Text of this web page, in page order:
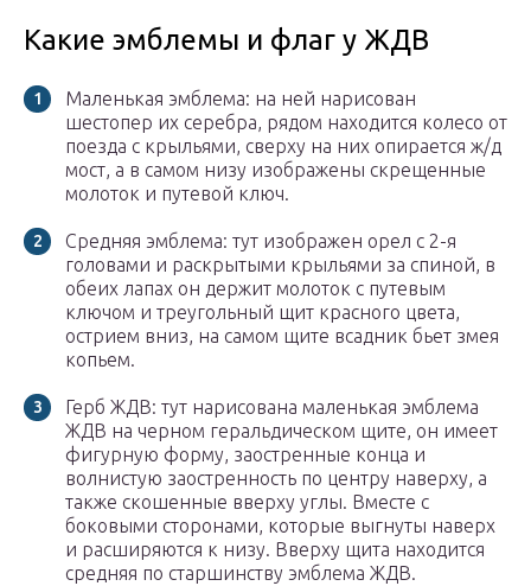
Какие эмблемы и флаг у ЖДВ
Маленькая эмблема: на ней нарисован
шестопер их серебра, рядом находится колесо от
поезда с крыльями, сверху на них опирается ж/д
мост, а в самом низу изображены скрещенные
молоток и путевой ключ.
Средняя эмблема: тут изображен орел с 2-я
головами и раскрытыми крыльями за спиной, в
обеих лапах он держит молоток с путевым
ключом и треугольный щит красного цвета,
острием вниз, на самом щите всадник бьет змея
копьем.
Герб ЖДВ: тут нарисована маленькая эмблема
ЖДВ на черном геральдическом щите, он имеет
фигурную форму, заостренные конца и
волнистую заостренность по центру наверху, а
также скошенные вверху углы. Вместе с
боковыми сторонами, которые выгнуты наверх
и расширяются к низу. Вверху щита находится
средняя по старшинству эмблема ЖДВ.